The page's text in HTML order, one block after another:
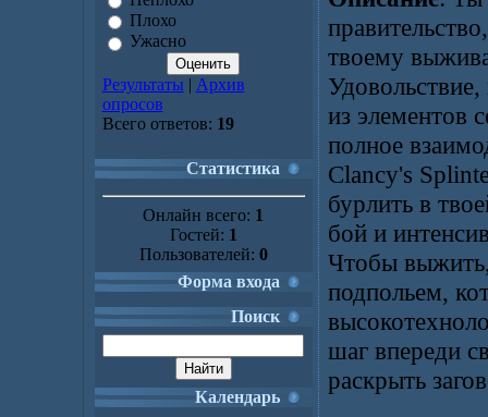
Плохо
Ужасно
Результаты | Архив
опросов
Всего ответов: 19
Статистика
Онлайн всего: 1
Гостей: 1
Пользователей: 0
Форма входа
Поиск
Календарь
твоему
из элементов
полное
Clancy's
бурлить в
бой и
Чтобы выжить,
подпольем,
шаг впереди
раскрыть